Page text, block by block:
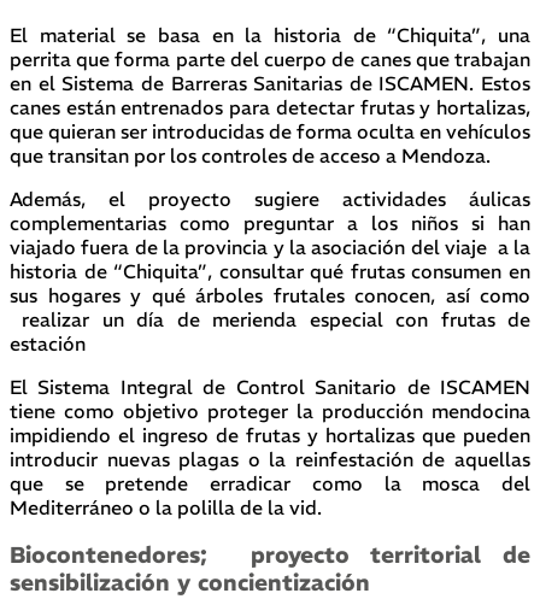
El material se basa en la historia de “Chiquita”, una
perrita que forma parte del cuerpo de canes que trabajan
en el Sistema de Barreras Sanitarias de ISCAMEN. Estos
canes están entrenados para detectar frutas y hortalizas,
que quieran ser introducidas de forma oculta en vehículos
que transitan por los controles de acceso a Mendoza.
Además, el proyecto sugiere actividades áulicas
complementarias como preguntar a los niños si han
viajado fuera de la provincia y la asociación del viaje a la
historia de “Chiquita”, consultar qué frutas consumen en
sus hogares y qué árboles frutales conocen, así como
realizar un día de merienda especial con frutas de
estación
El Sistema Integral de Control Sanitario de ISCAMEN
tiene como objetivo proteger la producción mendocina
impidiendo el ingreso de frutas y hortalizas que pueden
introducir nuevas plagas o la reinfestación de aquellas
que se pretende erradicar como la mosca del
Mediterráneo o la polilla de la vid.
Biocontenedores; proyecto territorial de
sensibilización y concientización